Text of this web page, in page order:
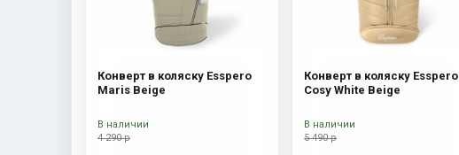
Конверт в коляску Esspero
Maris Beige
4 290 р
В наличии
Конверт в коляску Esspero
Cosy White Beige
5 490 р
В наличии